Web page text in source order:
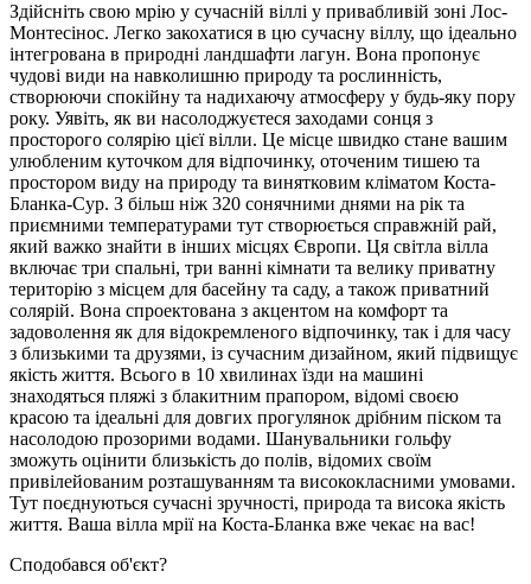
Здійсніть свою мрію у сучасній віллі у привабливій зоні Лос-
Монтесінос. Легко закохатися в цю сучасну віллу, що ідеально
інтегрована в природні ландшафти лагун. Вона пропонує
чудові види на навколишню природу та рослинність,
створюючи спокійну та надихаючу атмосферу у будь-яку пору
року. Уявіть, як ви насолоджуєтеся заходами сонця з
просторого солярію цієї вілли. Це місце швидко стане вашим
улюбленим куточком для відпочинку, оточеним тишею та
простором виду на природу та винятковим кліматом Коста-
Бланка-Сур. З більш ніж 320 сонячними днями на рік та
приємними температурами тут створюється справжній рай,
який важко знайти в інших місцях Європи. Ця світла вілла
включає три спальні, три ванні кімнати та велику приватну
територію з місцем для басейну та саду, а також приватний
солярій. Вона спроектована з акцентом на комфорт та
задоволення як для відокремленого відпочинку, так і для часу
з близькими та друзями, із сучасним дизайном, який підвищує
якість життя. Всього в 10 хвилинах їзди на машині
знаходяться пляжі з блакитним прапором, відомі своєю
красою та ідеальні для довгих прогулянок дрібним піском та
насолодою прозорими водами. Шанувальники гольфу
зможуть оцінити близькість до полів, відомих своїм
привілейованим розташуванням та висококласними умовами.
Тут поєднуються сучасні зручності, природа та висока якість
життя. Ваша вілла мрії на Коста-Бланка вже чекає на вас!
Сподобався об'єкт?